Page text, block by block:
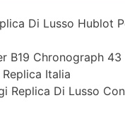
Di Lusso Hublot
B19 Chronograph 43
Italia
Replica Di Lusso